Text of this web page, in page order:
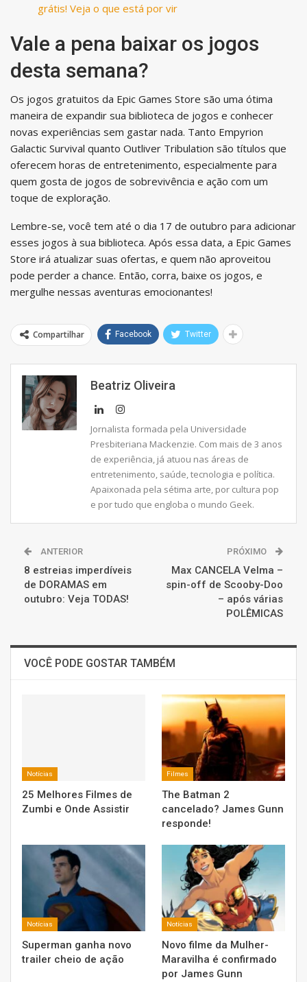
grátis! Veja o que está por vir
Vale a pena baixar os jogos
desta semana?
Os jogos gratuitos da Epic Games Store são uma ótima
maneira de expandir sua biblioteca de jogos e conhecer
novas experiências sem gastar nada. Tanto Empyrion
Galactic Survival quanto Outliver Tribulation são títulos que
oferecem horas de entretenimento, especialmente para
quem gosta de jogos de sobrevivência e ação com um
toque de exploração.
Lembre-se, você tem até o dia 17 de outubro para adicionar
esses jogos à sua biblioteca. Após essa data, a Epic Games
Store irá atualizar suas ofertas, e quem não aproveitou
pode perder a chance. Então, corra, baixe os jogos, e
mergulhe nessas aventuras emocionantes!
Compartilhar Facebook Twitter
Beatriz Oliveira
Jornalista formada pela Universidade
Presbiteriana Mackenzie. Com mais de 3 anos
de experiência, já atuou nas áreas de
entretenimento, saúde, tecnologia e política.
Apaixonada pela sétima arte, por cultura pop
e por tudo que engloba o mundo Geek.
ANTERIOR
8 estreias imperdíveis
de DORAMAS em
outubro: Veja TODAS!
PRÓXIMO
Max CANCELA Velma –
spin-off de Scooby-Doo
– após várias
POLÊMICAS
VOCÊ PODE GOSTAR TAMBÉM
Notícias
25 Melhores Filmes de
Zumbi e Onde Assistir
Filmes
The Batman 2
cancelado? James Gunn
responde!
Notícias
Superman ganha novo
trailer cheio de ação
Notícias
Novo filme da Mulher-
Maravilha é confirmado
por James Gunn